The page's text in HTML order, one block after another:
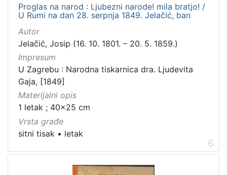
Proglas na narod : Ljubezni narode! mila bratjo! /
U Rumi na dan 28. serpnja 1849. Jelačić, ban
Autor
Jelačić, Josip (16. 10. 1801. – 20. 5. 1859.)
Impresum
U Zagrebu : Narodna tiskarnica dra. Ljudevita
Gaja, [1849]
Materijalni opis
1 letak ; 40x25 cm
Vrsta građe
sitni tisak • letak
6